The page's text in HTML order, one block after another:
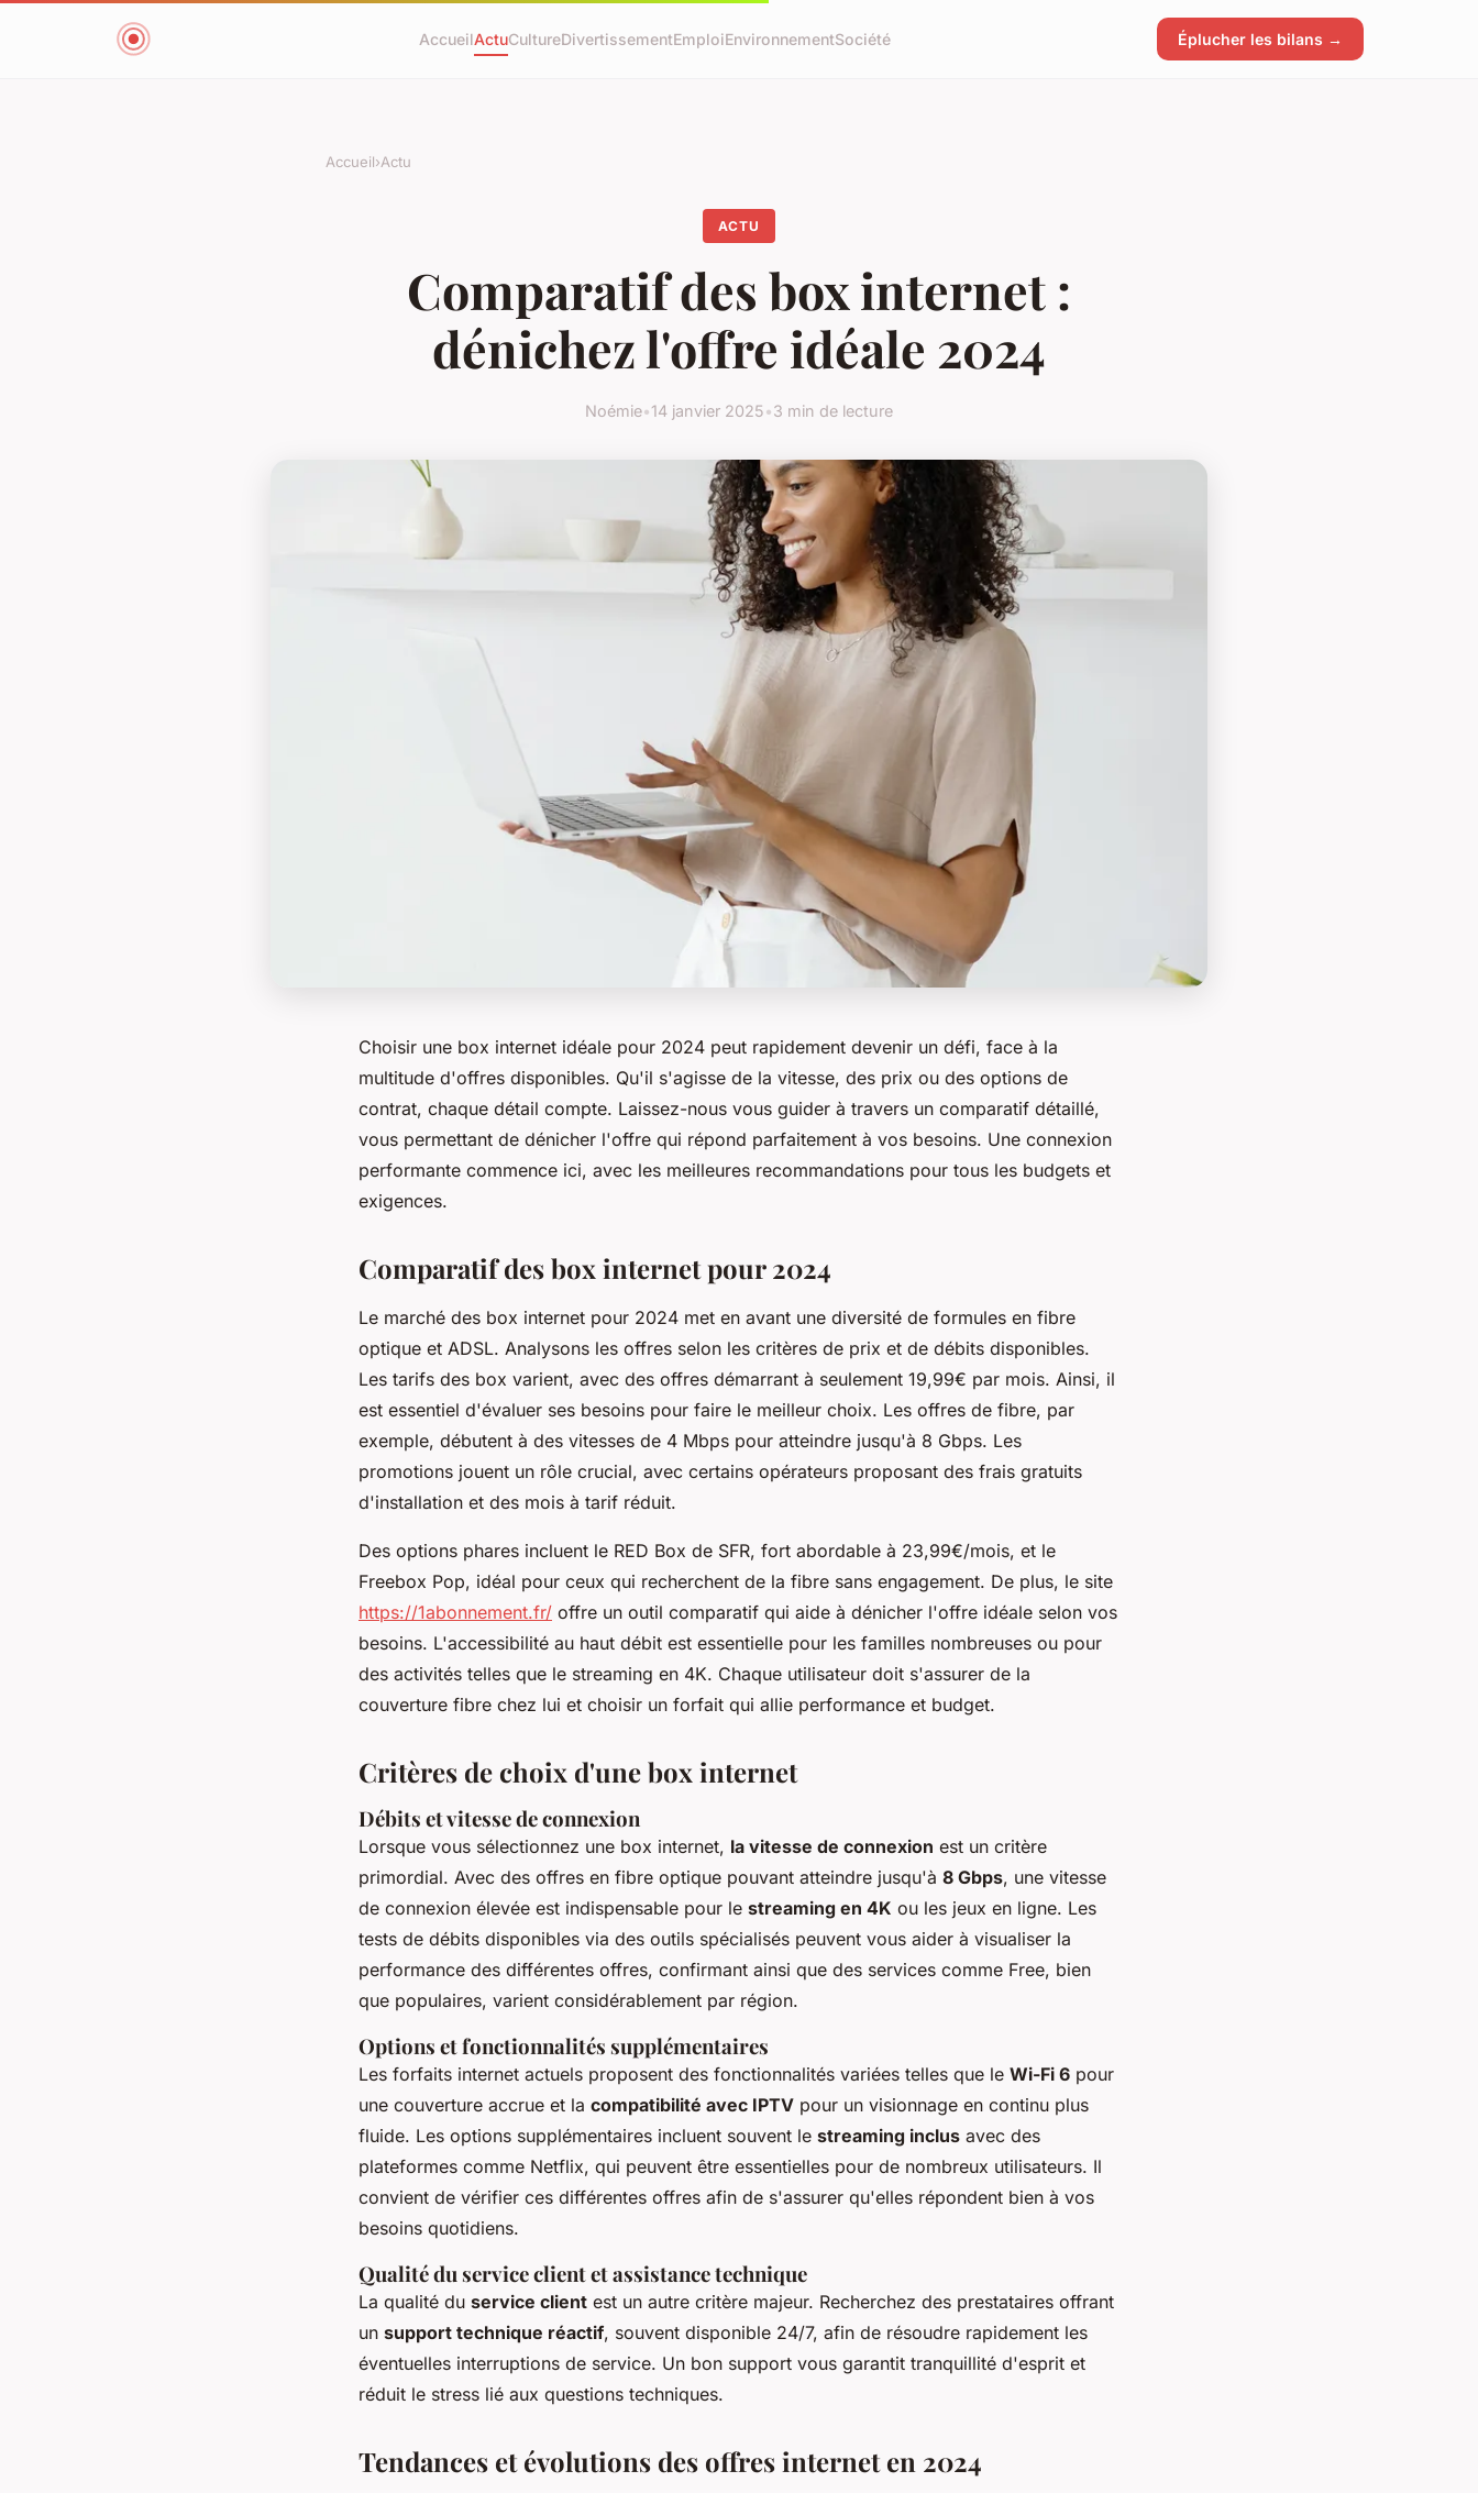
AccueilActuCultureDivertissementEmploiEnvironnementSociété Éplucher les bilans →
Accueil›Actu
ACTU
Comparatif des box internet :
dénichez l'offre idéale 2024
Noémie•14 janvier 2025•3 min de lecture
Choisir une box internet idéale pour 2024 peut rapidement devenir un défi, face à la
multitude d'offres disponibles. Qu'il s'agisse de la vitesse, des prix ou des options de
contrat, chaque détail compte. Laissez-nous vous guider à travers un comparatif détaillé,
vous permettant de dénicher l'offre qui répond parfaitement à vos besoins. Une connexion
performante commence ici, avec les meilleures recommandations pour tous les budgets et
exigences.
Comparatif des box internet pour 2024
Le marché des box internet pour 2024 met en avant une diversité de formules en fibre
optique et ADSL. Analysons les offres selon les critères de prix et de débits disponibles.
Les tarifs des box varient, avec des offres démarrant à seulement 19,99€ par mois. Ainsi, il
est essentiel d'évaluer ses besoins pour faire le meilleur choix. Les offres de fibre, par
exemple, débutent à des vitesses de 4 Mbps pour atteindre jusqu'à 8 Gbps. Les
promotions jouent un rôle crucial, avec certains opérateurs proposant des frais gratuits
d'installation et des mois à tarif réduit.
Des options phares incluent le RED Box de SFR, fort abordable à 23,99€/mois, et le
Freebox Pop, idéal pour ceux qui recherchent de la fibre sans engagement. De plus, le site
https://1abonnement.fr/ offre un outil comparatif qui aide à dénicher l'offre idéale selon vos
besoins. L'accessibilité au haut débit est essentielle pour les familles nombreuses ou pour
des activités telles que le streaming en 4K. Chaque utilisateur doit s'assurer de la
couverture fibre chez lui et choisir un forfait qui allie performance et budget.
Critères de choix d'une box internet
Débits et vitesse de connexion
Lorsque vous sélectionnez une box internet, la vitesse de connexion est un critère
primordial. Avec des offres en fibre optique pouvant atteindre jusqu'à 8 Gbps, une vitesse
de connexion élevée est indispensable pour le streaming en 4K ou les jeux en ligne. Les
tests de débits disponibles via des outils spécialisés peuvent vous aider à visualiser la
performance des différentes offres, confirmant ainsi que des services comme Free, bien
que populaires, varient considérablement par région.
Options et fonctionnalités supplémentaires
Les forfaits internet actuels proposent des fonctionnalités variées telles que le Wi-Fi 6 pour
une couverture accrue et la compatibilité avec IPTV pour un visionnage en continu plus
fluide. Les options supplémentaires incluent souvent le streaming inclus avec des
plateformes comme Netflix, qui peuvent être essentielles pour de nombreux utilisateurs. Il
convient de vérifier ces différentes offres afin de s'assurer qu'elles répondent bien à vos
besoins quotidiens.
Qualité du service client et assistance technique
La qualité du service client est un autre critère majeur. Recherchez des prestataires offrant
un support technique réactif, souvent disponible 24/7, afin de résoudre rapidement les
éventuelles interruptions de service. Un bon support vous garantit tranquillité d'esprit et
réduit le stress lié aux questions techniques.
Tendances et évolutions des offres internet en 2024